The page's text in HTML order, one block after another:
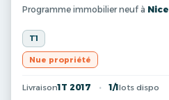
Programme immobilier neuf à Nice
T1
Nue propriété
Livraison1T 2017 1/1 lots dispo